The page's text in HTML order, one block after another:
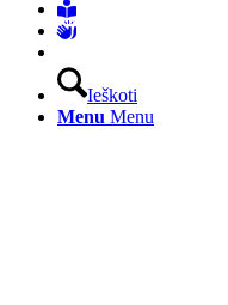
Ieškoti
Menu Menu